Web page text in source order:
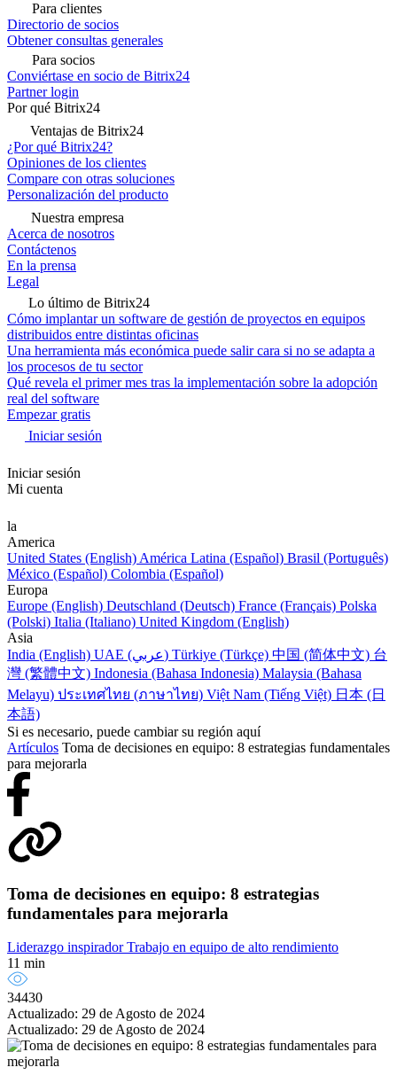
Para clientes
Directorio de socios
Obtener consultas generales
Para socios
Conviértase en socio de Bitrix24
Partner login
Por qué Bitrix24
Ventajas de Bitrix24
¿Por qué Bitrix24?
Opiniones de los clientes
Compare con otras soluciones
Personalización del producto
Nuestra empresa
Acerca de nosotros
Contáctenos
En la prensa
Legal
Lo último de Bitrix24
Cómo implantar un software de gestión de proyectos en equipos
distribuidos entre distintas oficinas
Una herramienta más económica puede salir cara si no se adapta a
los procesos de tu sector
Qué revela el primer mes tras la implementación sobre la adopción
real del software
Empezar gratis
Iniciar sesión
Iniciar sesión
Mi cuenta
la
America
United States (English) América Latina (Español) Brasil (Português)
México (Español) Colombia (Español)
Europa
Europe (English) Deutschland (Deutsch) France (Français) Polska
(Polski) Italia (Italiano) United Kingdom (English)
Asia
India (English)
UAE (عربي) Türkiye (Türkçe) 中国 (简体中文) 台
灣 (繁體中文) Indonesia (Bahasa Indonesia) Malaysia (Bahasa
Melayu) ประเทศไทย (ภาษาไทย) Việt Nam (Tiếng Việt) 日本 (日
本語)
Si es necesario, puede cambiar su región aquí
Artículos Toma de decisiones en equipo: 8 estrategias fundamentales
para mejorarla
Toma de decisiones en equipo: 8 estrategias
fundamentales para mejorarla
Liderazgo inspiradorTrabajo en equipo de alto rendimiento
11 min
34430
Actualizado: 29 de Agosto de 2024
Actualizado: 29 de Agosto de 2024